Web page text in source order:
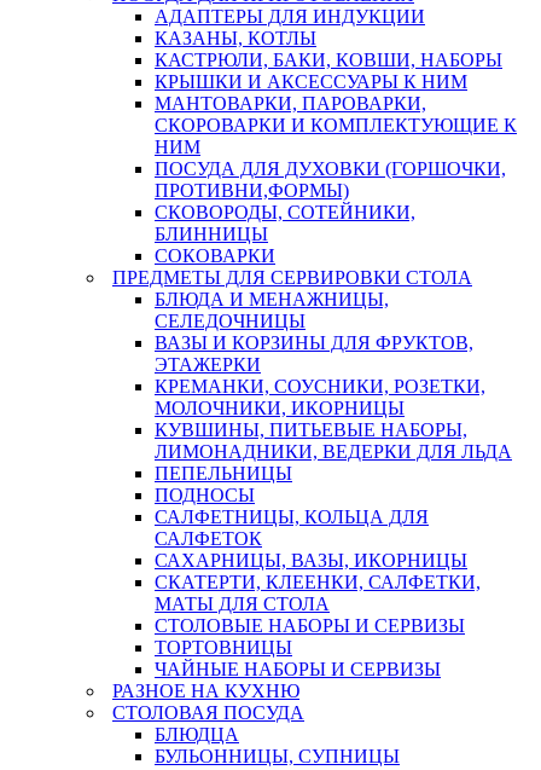
АДАПТЕРЫ ДЛЯ ИНДУКЦИИ
КАЗАНЫ, КОТЛЫ
КАСТРЮЛИ, БАКИ, КОВШИ, НАБОРЫ
КРЫШКИ И АКСЕССУАРЫ К НИМ
МАНТОВАРКИ, ПАРОВАРКИ,
СКОРОВАРКИ И КОМПЛЕКТУЮЩИЕ К
НИМ
ПОСУДА ДЛЯ ДУХОВКИ (ГОРШОЧКИ,
ПРОТИВНИ,ФОРМЫ)
СКОВОРОДЫ, СОТЕЙНИКИ,
БЛИННИЦЫ
СОКОВАРКИ
ПРЕДМЕТЫ ДЛЯ СЕРВИРОВКИ СТОЛА
БЛЮДА И МЕНАЖНИЦЫ,
СЕЛЕДОЧНИЦЫ
ВАЗЫ И КОРЗИНЫ ДЛЯ ФРУКТОВ,
ЭТАЖЕРКИ
КРЕМАНКИ, СОУСНИКИ, РОЗЕТКИ,
МОЛОЧНИКИ, ИКОРНИЦЫ
КУВШИНЫ, ПИТЬЕВЫЕ НАБОРЫ,
ЛИМОНАДНИКИ, ВЕДЕРКИ ДЛЯ ЛЬДА
ПЕПЕЛЬНИЦЫ
ПОДНОСЫ
САЛФЕТНИЦЫ, КОЛЬЦА ДЛЯ
САЛФЕТОК
САХАРНИЦЫ, ВАЗЫ, ИКОРНИЦЫ
СКАТЕРТИ, КЛЕЕНКИ, САЛФЕТКИ,
МАТЫ ДЛЯ СТОЛА
СТОЛОВЫЕ НАБОРЫ И СЕРВИЗЫ
ТОРТОВНИЦЫ
ЧАЙНЫЕ НАБОРЫ И СЕРВИЗЫ
РАЗНОЕ НА КУХНЮ
СТОЛОВАЯ ПОСУДА
БЛЮДЦА
БУЛЬОННИЦЫ, СУПНИЦЫ